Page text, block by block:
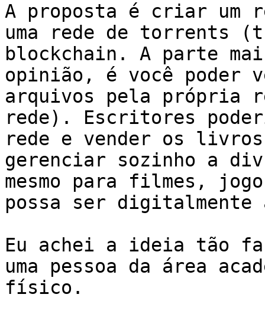
A proposta é criar
uma rede de torrents
blockchain. A parte
opinião, é você poder
arquivos pela própria
rede). Escritores
rede e vender os
gerenciar sozinho a
mesmo para filmes,
possa ser digitalmente
Eu achei a ideia tão
uma pessoa da área
físico.